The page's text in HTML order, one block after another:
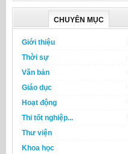
CHUYÊN MỤC
Giới thiệu
Thời sự
Văn bản
Giáo dục
Hoạt động
Thi tốt nghiệp...
Thư viện
Khoa học